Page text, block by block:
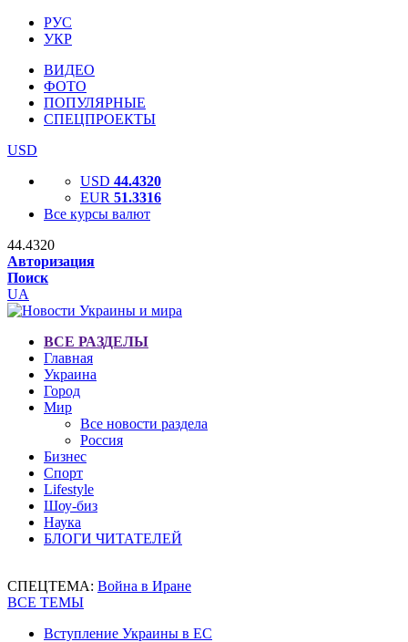
РУС
УКР
ВИДЕО
ФОТО
ПОПУЛЯРНЫЕ
СПЕЦПРОЕКТЫ
USD
USD 44.4320
EUR 51.3316
Все курсы валют
44.4320
Авторизация
Поиск
UA
ВСЕ РАЗДЕЛЫ
Главная
Украина
Город
Мир
Все новости раздела
Россия
Бизнес
Спорт
Lifestyle
Шоу-биз
Наука
БЛОГИ ЧИТАТЕЛЕЙ
СПЕЦТЕМА: Война в Иране
ВСЕ ТЕМЫ
Вступление Украины в ЕС